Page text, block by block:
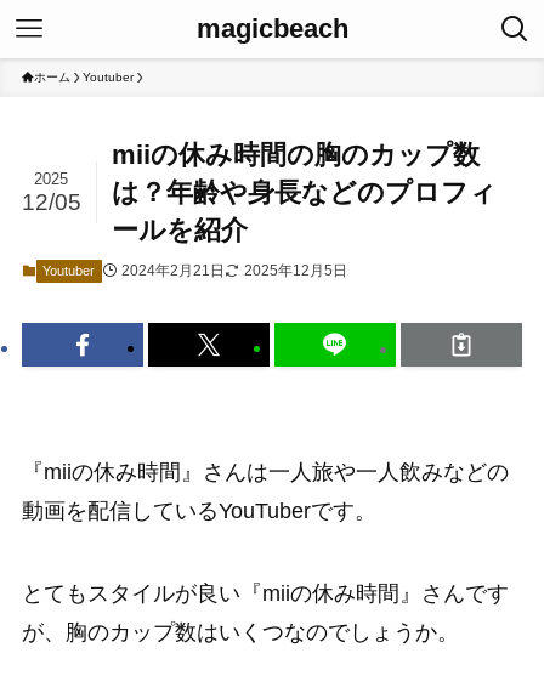
magicbeach
ホーム Youtuber
miiの休み時間の胸のカップ数
は？年齢や身長などのプロフィ
ールを紹介
2025
12/05
Youtuber 2024年2月21日 2025年12月5日
『miiの休み時間』さんは一人旅や一人飲みなどの
動画を配信しているYouTuberです。
とてもスタイルが良い『miiの休み時間』さんです
が、胸のカップ数はいくつなのでしょうか。